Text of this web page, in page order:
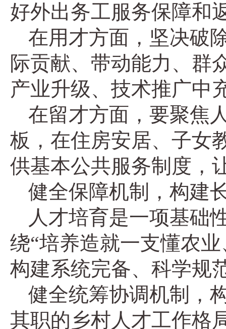
好外出务工服务保障和
在用才方面，坚决破
际贡献、带动能力、群
产业升级、技术推广中
在留才方面，要聚焦
板，在住房安居、子女
供基本公共服务制度，
健全保障机制，构建
人才培育是一项基础
绕“培养造就一支懂农
构建系统完备、科学规
健全统筹协调机制，
其职的乡村人才工作格